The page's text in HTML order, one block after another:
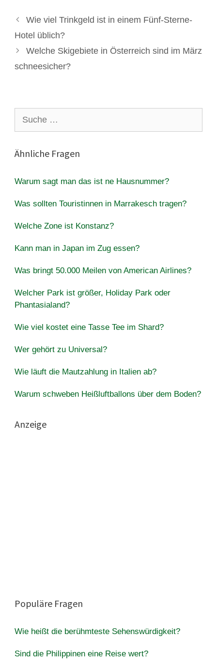
Wie viel Trinkgeld ist in einem Fünf-Sterne-
Hotel üblich?
Welche Skigebiete in Österreich sind im März
schneesicher?
nach:
Ähnliche Fragen
Warum sagt man das ist ne Hausnummer?
Was sollten Touristinnen in Marrakesch tragen?
Welche Zone ist Konstanz?
Kann man in Japan im Zug essen?
Was bringt 50.000 Meilen von American Airlines?
Welcher Park ist größer, Holiday Park oder
Phantasialand?
Wie viel kostet eine Tasse Tee im Shard?
Wer gehört zu Universal?
Wie läuft die Mautzahlung in Italien ab?
Warum schweben Heißluftballons über dem Boden?
Anzeige
Populäre Fragen
Wie heißt die berühmteste Sehenswürdigkeit?
Sind die Philippinen eine Reise wert?